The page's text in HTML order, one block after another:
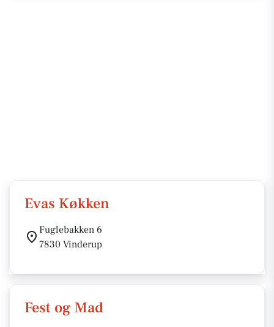
Evas Køkken
Fuglebakken 6
7830 Vinderup
Fest og Mad